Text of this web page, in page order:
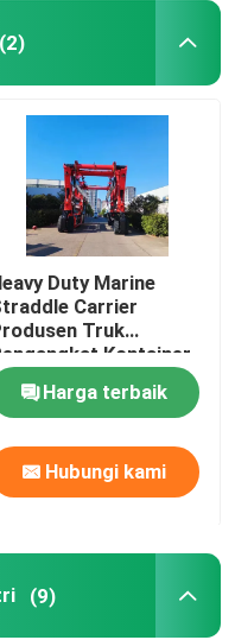
(2)
Duty Marine
Carrier
Truk
Kontainer
Harga terbaik
Hubungi kami
(9)